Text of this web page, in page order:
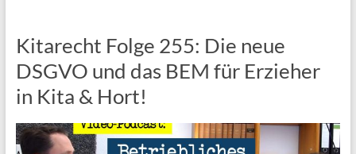
Kitarecht Folge 255: Die neue
DSGVO und das BEM für Erzieher
in Kita & Hort!